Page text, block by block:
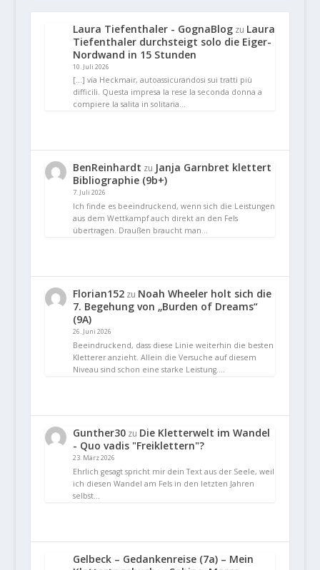
Laura Tiefenthaler - GognaBlogzu Laura
Tiefenthaler durchsteigt solo die Eiger-
Nordwand in 15 Stunden
10. Juli 2026
[…] via Heckmair, autoassicurandosi sui tratti più
difficili. Questa impresa la rese la seconda donna a
compiere la salita in solitaria…
BenReinhardt zu Janja Garnbret klettert
Bibliographie (9b+)
7. Juli 2026
Ich finde es beeindruckend, wenn sich die Leistungen
aus dem Wettkampf auch direkt an den Fels
übertragen. Draußen braucht man…
Florian152zu Noah Wheeler holt sich die
7. Begehung von „Burden of Dreams“
(9A)
26. Juni 2026
Beeindruckend, dass diese Linie weiterhin die besten
Kletterer anzieht. Allein die Versuche auf diesem
Niveau sind schon eine starke Leistung.…
Gunther30zu Die Kletterwelt im Wandel
- Quo vadis "Freiklettern"?
23. März 2026
Ehrlich gesagt spricht mir dein Text aus der Seele, weil
ich diesen Wandel am Fels in den letzten Jahren
selbst…
Gelbeck – Gedankenreise (7a) – Mein